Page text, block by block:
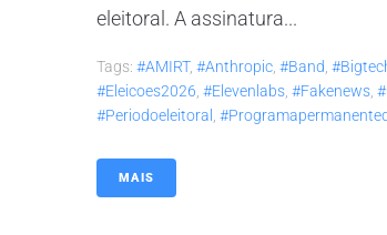
eleitoral. A assinatura...
Tags: #AMIRT, #anthropic #band
#eleicoes2026 #elevenlabs #fakenews
#periodoeleitoral
MAIS